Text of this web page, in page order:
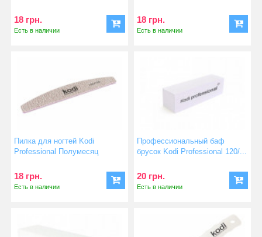
18 грн.
Есть в наличии
18 грн.
Есть в наличии
Пилка для ногтей Kodi
Professional Полумесяц
18 грн.
Есть в наличии
Профессиональный баф
брусок Kodi Professional 120/...
20 грн.
Есть в наличии